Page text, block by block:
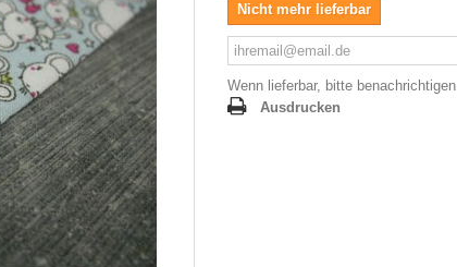
Nicht mehr lieferbar
Wenn lieferbar, bitte benachrichtigen
Ausdrucken